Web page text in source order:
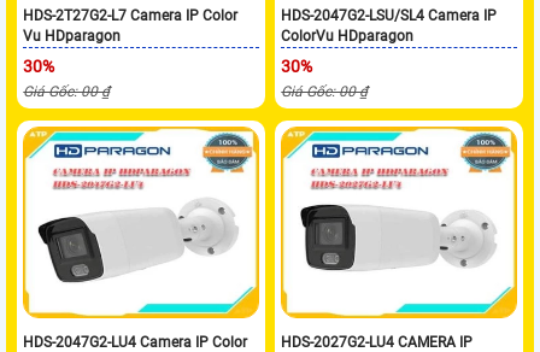
HDS-2T27G2-L7 Camera IP Color
Vu HDparagon
30%
Giá Gốc: 00 ₫
HDS-2047G2-LSU/SL4 Camera IP
ColorVu HDparagon
30%
Giá Gốc: 00 ₫
HDS-2047G2-LU4 Camera IP Color
HDS-2027G2-LU4 CAMERA IP